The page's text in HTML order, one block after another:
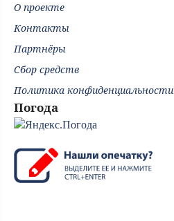
О проекте
Контакты
Партнёры
Сбор средств
Политика конфиденциальности
Погода